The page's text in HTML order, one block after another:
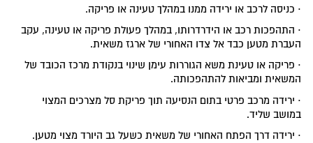
· כניסה לרכב או ירידה ממנו במהלך טעינה או פריקה.
· התהפכות רכב או הידרדרותו, במהלך פעולת פריקה או טעינה, עקב
העברת מטען כבד אל צדו האחורי של ארגז משאית.
· פריקה או טעינת משא הגוררות עימן שינוי בנקודת מרכז הכובד של
המשאית ומביאות להתהפכותה.
· ירידה מרכב פרטי בתום הנסיעה תוך פריקת סל מצרכים המצוי
במושב שליד.
· ירידה דרך הפתח האחורי של משאית כשעל גב היורד מצוי מטען.